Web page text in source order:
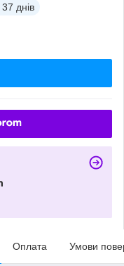
37 днів
Оплата Умови